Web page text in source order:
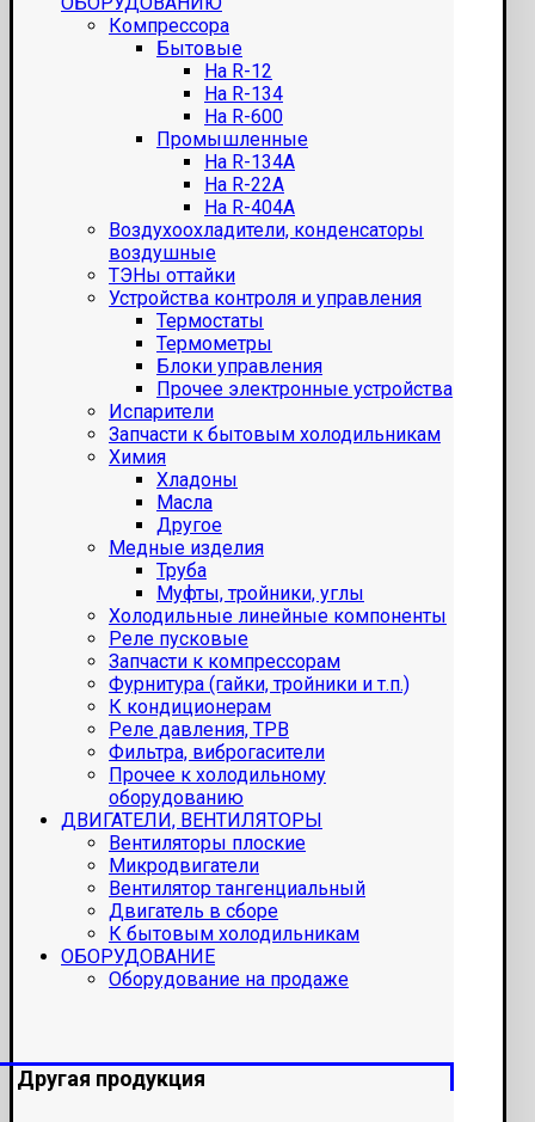
Компрессора
Бытовые
На R-12
На R-134
На R-600
Промышленные
На R-134A
На R-22A
На R-404A
Воздухоохладители, конденсаторы
воздушные
ТЭНы оттайки
Устройства контроля и управления
Термостаты
Термометры
Блоки управления
Прочее электронные устройства
Испарители
Запчасти к бытовым холодильникам
Химия
Хладоны
Масла
Другое
Медные изделия
Труба
Муфты, тройники, углы
Холодильные линейные компоненты
Реле пусковые
Запчасти к компрессорам
Фурнитура (гайки, тройники и т.п.)
К кондиционерам
Реле давления, ТРВ
Фильтра, виброгасители
Прочее к холодильному
оборудованию
ДВИГАТЕЛИ, ВЕНТИЛЯТОРЫ
Вентиляторы плоские
Микродвигатели
Вентилятор тангенциальный
Двигатель в сборе
К бытовым холодильникам
ОБОРУДОВАНИЕ
Оборудование на продаже
Другая продукция